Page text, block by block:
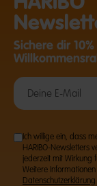
Sichere dir 10%
Ich willige ein, dass
HARIBO-Newsletters
jederzeit mit Wirkung
Weitere
Datenschutzerklärung